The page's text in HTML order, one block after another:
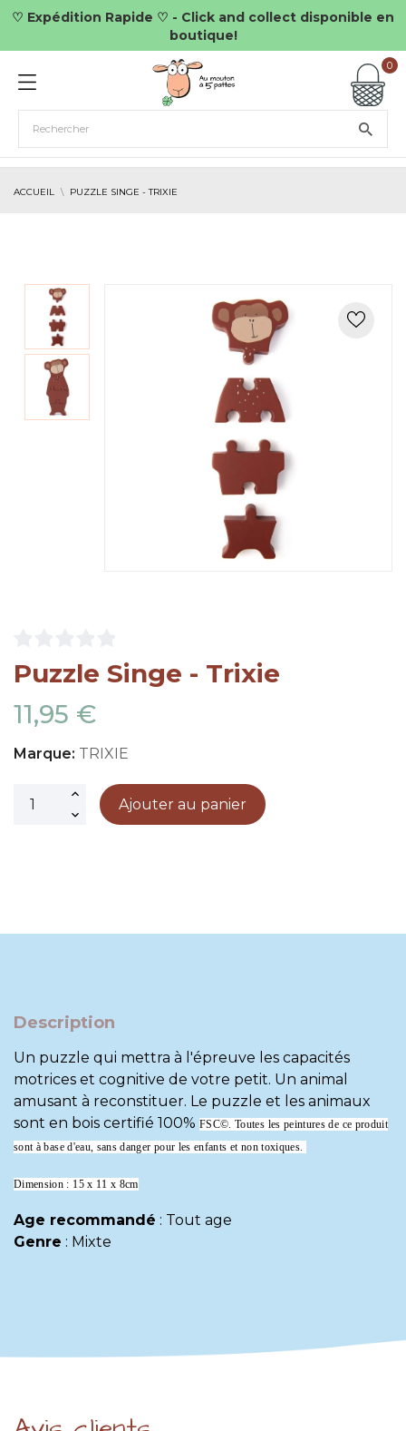
♡ Expédition Rapide ♡ - Click and collect disponible en
boutique!
0
ACCUEIL PUZZLE SINGE - TRIXIE
Puzzle Singe - Trixie
11,95 €
Marque: TRIXIE
Ajouter au panier
Description
Un puzzle qui mettra à l'épreuve les capacités
motrices et cognitive de votre petit. Un animal
amusant à reconstituer. Le puzzle et les animaux
sont en bois certifié 100% FSC©. Toutes les peintures de ce produit
sont à base d'eau, sans danger pour les enfants et non toxiques.
Dimension : 15 x 11 x 8cm
Age recommandé : Tout age
Genre : Mixte